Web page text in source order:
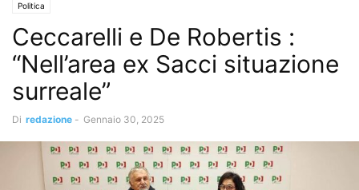
Politica
Ceccarelli e De Robertis :
“Nell’area ex Sacci situazione
surreale”
Di redazione - Gennaio 30, 2025